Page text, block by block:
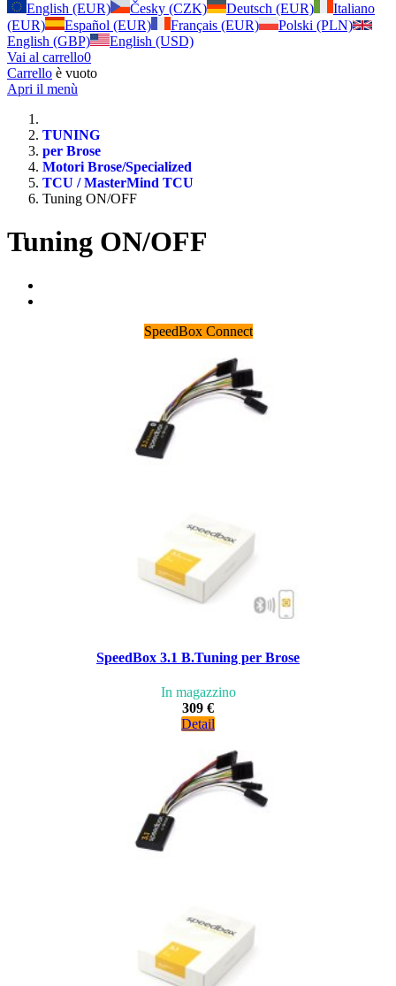
English (EUR)
Česky (CZK) Deutsch (EUR)
Italiano
(EUR)
Español (EUR) Français (EUR)
Polski (PLN)
English (GBP)
English (USD)
Vai al carrello0
Carrello è vuoto
Apri il menù
TUNING
per Brose
Motori Brose/Specialized
TCU / MasterMind TCU
Tuning ON/OFF
Tuning ON/OFF
SpeedBox Connect
SpeedBox 3.1 B.Tuning per Brose
In magazzino
309 €
Detail